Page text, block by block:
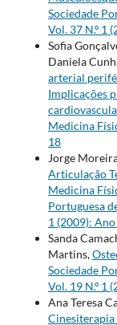
Sociedade
Vol. 37 N.º 1
Sofia
Daniela
arterial
Implicações
Medicina
18
Jorge
Articulação
Medicina
Portuguesa
1 (2009):
Sanda
Martins,
Sociedade
Vol. 19 N.º 1
Ana Teresa